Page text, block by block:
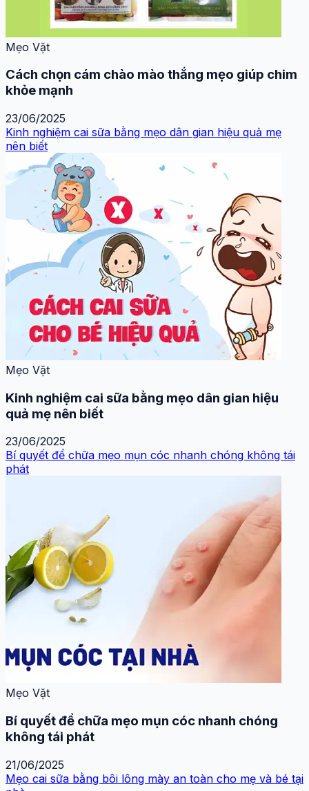
Mẹo Vặt
Cách chọn cám chào mào thắng mẹo giúp chim
khỏe mạnh
23/06/2025
Kinh nghiệm cai sữa bằng mẹo dân gian hiệu quả mẹ
nên biết
Mẹo Vặt
Kinh nghiệm cai sữa bằng mẹo dân gian hiệu
quả mẹ nên biết
23/06/2025
Bí quyết để chữa mẹo mụn cóc nhanh chóng không tái
phát
Mẹo Vặt
Bí quyết để chữa mẹo mụn cóc nhanh chóng
không tái phát
21/06/2025
Mẹo cai sữa bằng bôi lông mày an toàn cho mẹ và bé tại